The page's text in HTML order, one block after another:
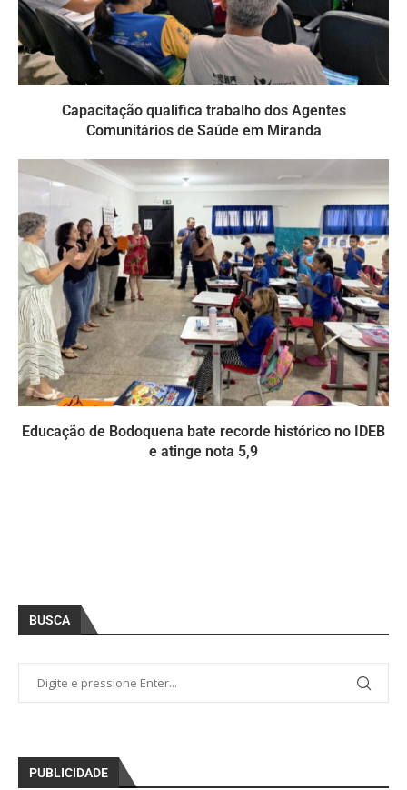
Capacitação qualifica trabalho dos Agentes
Comunitários de Saúde em Miranda
Educação de Bodoquena bate recorde histórico no IDEB
e atinge nota 5,9
BUSCA
PUBLICIDADE